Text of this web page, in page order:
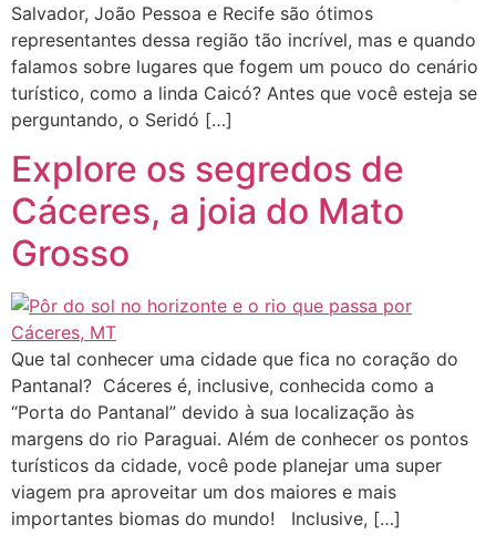
Salvador, João Pessoa e Recife são ótimos
representantes dessa região tão incrível, mas e quando
falamos sobre lugares que fogem um pouco do cenário
turístico, como a linda Caicó? Antes que você esteja se
perguntando, o Seridó […]
Explore os segredos de
Cáceres, a joia do Mato
Grosso
Que tal conhecer uma cidade que fica no coração do
Pantanal? Cáceres é, inclusive, conhecida como a
“Porta do Pantanal” devido à sua localização às
margens do rio Paraguai. Além de conhecer os pontos
turísticos da cidade, você pode planejar uma super
viagem pra aproveitar um dos maiores e mais
importantes biomas do mundo! Inclusive, […]